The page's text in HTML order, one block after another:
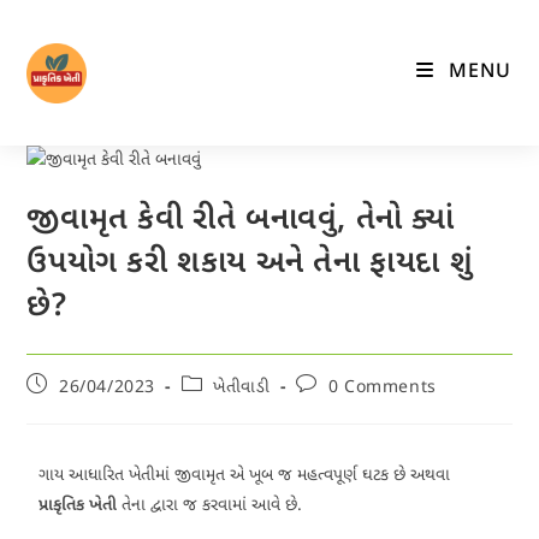
MENU
જીવામૃત કેવી રીતે બનાવવું, તેનો ક્યાં
ઉપયોગ કરી શકાય અને તેના ફાયદા શું
છે?
26/04/2023 ખેતીવાડી 0 Comments
ગાય આધારિત ખેતીમાં જીવામૃત એ ખૂબ જ મહત્વપૂર્ણ ઘટક છે અથવા
પ્રાકૃતિક ખેતી તેના દ્વારા જ કરવામાં આવે છે.